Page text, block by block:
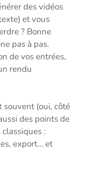
des vidéos
et vous
? Bonne
pas à pas.
de vos entrées,
rendu
souvent (oui, côté
des points de
:
export… et